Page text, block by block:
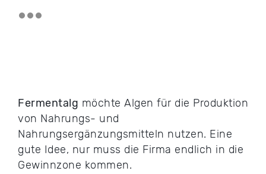
Fermentalg möchte Algen für die Produktion
von Nahrungs- und
Nahrungsergänzungsmitteln nutzen. Eine
gute Idee, nur muss die Firma endlich in die
Gewinnzone kommen.